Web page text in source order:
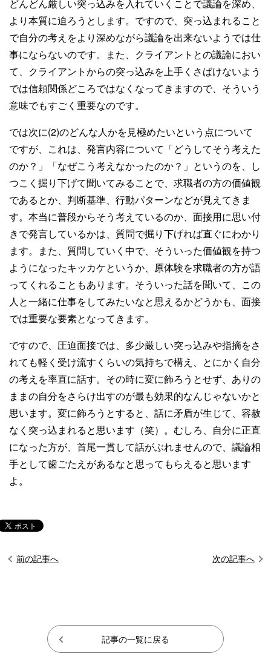
どんどん厳しい突っ込みを入れていくことで議論を深め、
より本質に迫ろうとします。ですので、突っ込まれること
で自分の考えをより深めながら議論を出来ないようでは仕
事にならないのです。また、クライアントとの議論におい
て、クライアントからの突っ込みを上手くさばけないよう
では信頼関係どころではなくなってきますので、そういう
意味でもすごく重要なのです。
では次に(2)のどんな人かを見極めたいという点について
ですが、これは、発言内容について「どうしてそう考えた
のか？」「なぜこう考えなかったのか？」というのを、し
つこく掘り下げて聞いてみることで、求職者の方の価値観
であるとか、判断基準、行動パターンなどが見えてきま
す。本当に普段からそう考えているのか、面接用に思い付
きで発言しているかは、質問で掘り下げれば直ぐにわかり
ます。また、質問していく中で、そういった価値観を持つ
ようになったキッカケというか、原体験を求職者の方が語
ってくれることもあります。そういった話を聞いて、この
人と一緒に仕事をしてみたいなと思えるかどうかも、面接
では重要な要素となってきます。
ですので、圧迫面接では、多少厳しい突っ込みや指摘をさ
れても軽く受け流すくらいの気持ちで構え、とにかく自分
の考えを率直に話す。その時に変に飾ろうとせず、ありの
ままの自分をさらけ出すのが最も効果的なんじゃないかと
思います。変に飾ろうとすると、話に矛盾が生じて、容赦
なく突っ込まれると思います（笑）。むしろ、自分に正直
になった方が、首尾一貫して話がぶれませんので、議論相
手として歯ごたえがあるなと思ってもらえると思います
よ。
前の記事へ 次の記事へ
記事の一覧に戻る